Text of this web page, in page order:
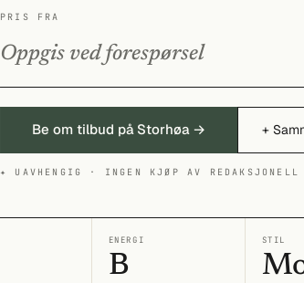
PRIS FRA
Oppgis ved forespørsel
Be om tilbud på Storhøa → +
✦ UAVHENGIG · INGEN KJØP AV
ENERGI
B
STIL